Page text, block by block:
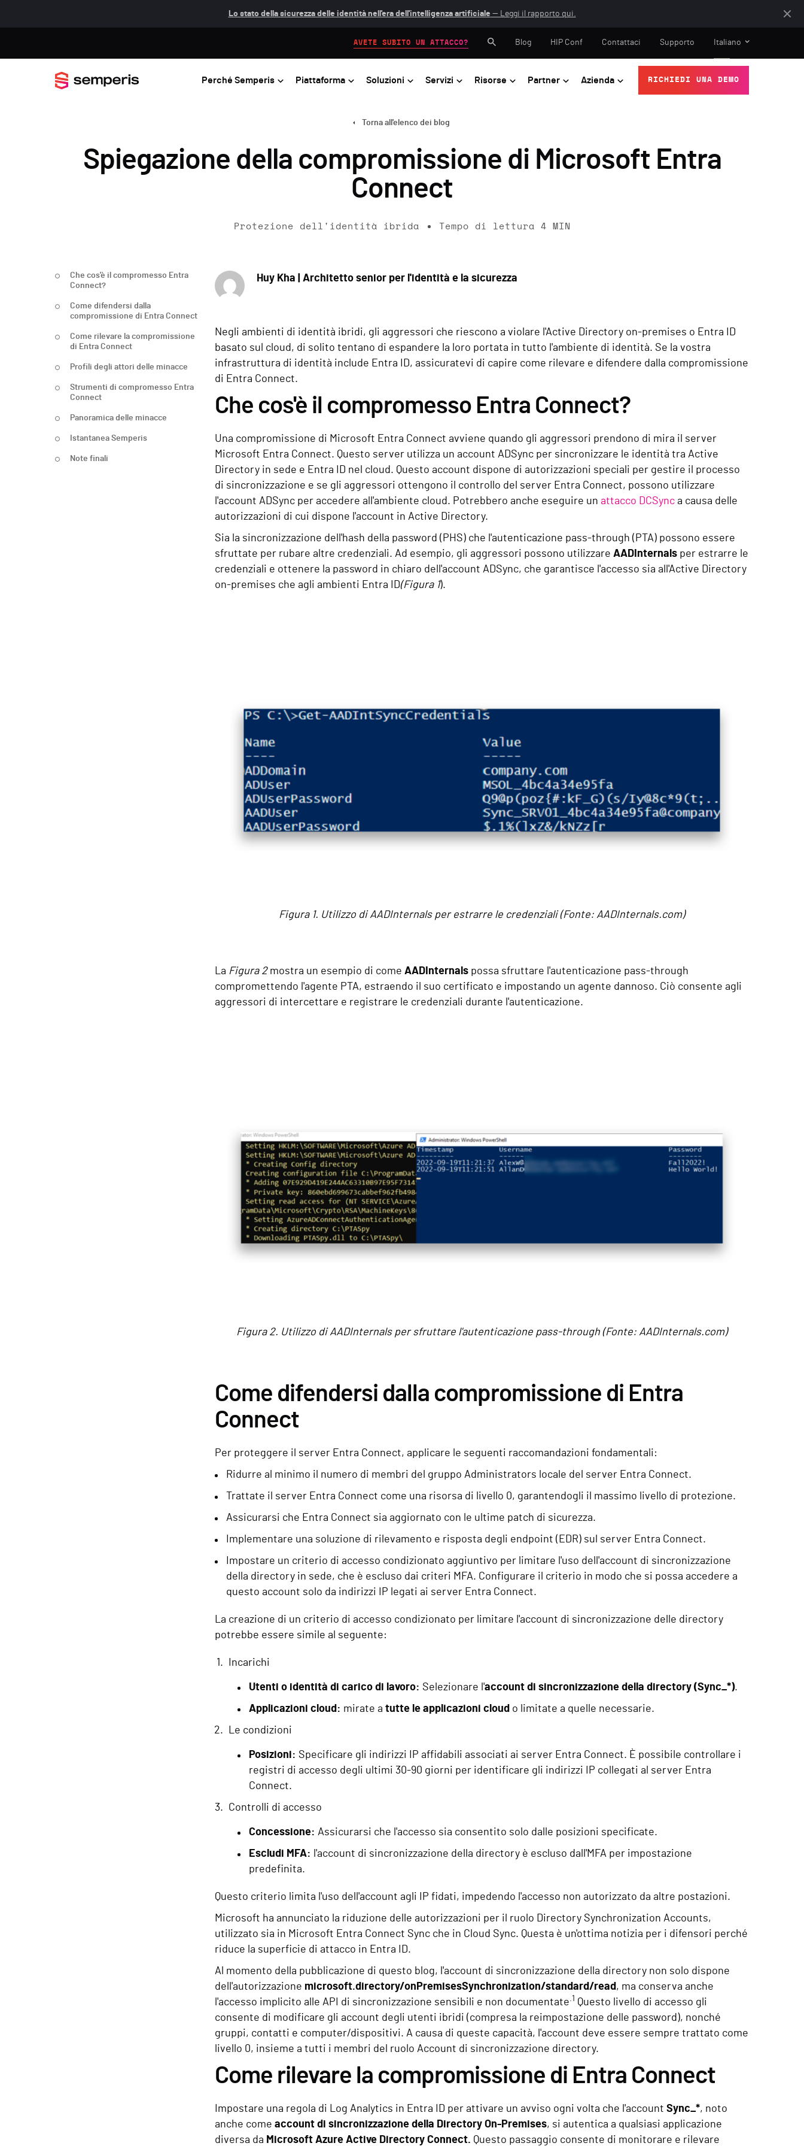
Lo stato della sicurezza delle identità nell'era dell'intelligenza artificiale — Leggi il rapporto qui.
Perché Semperis Piattaforma Soluzioni Servizi Risorse Partner Azienda RICHIEDI UNA DEMO
AVETE SUBITO UN ATTACCO? Blog HIP Conf Contattaci Supporto Italiano
Torna all'elenco dei blog
Spiegazione della compromissione di Microsoft Entra
Connect
Protezione dell'identità ibrida Tempo di lettura 4 MIN
Che cos'è il compromesso Entra
Connect?
Come difendersi dalla
compromissione di Entra Connect
Come rilevare la compromissione
di Entra Connect
Profili degli attori delle minacce
Strumenti di compromesso Entra
Connect
Panoramica delle minacce
Istantanea Semperis
Note finali
Huy Kha | Architetto senior per l'identità e la sicurezza
Negli ambienti di identità ibridi, gli aggressori che riescono a violare l'Active Directory on-premises o Entra ID
basato sul cloud, di solito tentano di espandere la loro portata in tutto l'ambiente di identità. Se la vostra
infrastruttura di identità include Entra ID, assicuratevi di capire come rilevare e difendere dalla compromissione
di Entra Connect.
Che cos'è il compromesso Entra Connect?
Una compromissione di Microsoft Entra Connect avviene quando gli aggressori prendono di mira il server
Microsoft Entra Connect. Questo server utilizza un account ADSync per sincronizzare le identità tra Active
Directory in sede e Entra ID nel cloud. Questo account dispone di autorizzazioni speciali per gestire il processo
di sincronizzazione e se gli aggressori ottengono il controllo del server Entra Connect, possono utilizzare
l'account ADSync per accedere all'ambiente cloud. Potrebbero anche eseguire un attacco DCSync a causa delle
autorizzazioni di cui dispone l'account in Active Directory.
Sia la sincronizzazione dell'hash della password (PHS) che l'autenticazione pass-through (PTA) possono essere
sfruttate per rubare altre credenziali. Ad esempio, gli aggressori possono utilizzare AADInternals per estrarre le
credenziali e ottenere la password in chiaro dell'account ADSync, che garantisce l'accesso sia all'Active Directory
on-premises che agli ambienti Entra ID(Figura 1).
Figura 1. Utilizzo di AADInternals per estrarre le credenziali (Fonte: AADInternals.com)
La Figura 2mostra un esempio di come AADInternals possa sfruttare l'autenticazione pass-through
compromettendo l'agente PTA, estraendo il suo certificato e impostando un agente dannoso. Ciò consente agli
aggressori di intercettare e registrare le credenziali durante l'autenticazione.
Figura 2. Utilizzo di AADInternals per sfruttare l'autenticazione pass-through (Fonte: AADInternals.com)
Come difendersi dalla compromissione di Entra
Connect
Per proteggere il server Entra Connect, applicare le seguenti raccomandazioni fondamentali:
Ridurre al minimo il numero di membri del gruppo Administrators locale del server Entra Connect.
Trattate il server Entra Connect come una risorsa di livello 0, garantendogli il massimo livello di protezione.
Assicurarsi che Entra Connect sia aggiornato con le ultime patch di sicurezza.
Implementare una soluzione di rilevamento e risposta degli endpoint (EDR) sul server Entra Connect.
Impostare un criterio di accesso condizionato aggiuntivo per limitare l'uso dell'account di sincronizzazione
della directory in sede, che è escluso dai criteri MFA. Configurare il criterio in modo che si possa accedere a
questo account solo da indirizzi IP legati ai server Entra Connect.
La creazione di un criterio di accesso condizionato per limitare l'account di sincronizzazione delle directory
potrebbe essere simile al seguente:
Incarichi
Utenti o identità di carico di lavoro: Selezionare l'account di sincronizzazione della directory (Sync_*).
Applicazioni cloud: mirate a tutte le applicazioni cloud o limitate a quelle necessarie.
Le condizioni
Posizioni: Specificare gli indirizzi IP affidabili associati ai server Entra Connect. È possibile controllare i
registri di accesso degli ultimi 30-90 giorni per identificare gli indirizzi IP collegati al server Entra
Connect.
Controlli di accesso
Concessione: Assicurarsi che l'accesso sia consentito solo dalle posizioni specificate.
Escludi MFA: l'account di sincronizzazione della directory è escluso dall'MFA per impostazione
predefinita.
Questo criterio limita l'uso dell'account agli IP fidati, impedendo l'accesso non autorizzato da altre postazioni.
Microsoft ha annunciato la riduzione delle autorizzazioni per il ruolo Directory Synchronization Accounts,
utilizzato sia in Microsoft Entra Connect Sync che in Cloud Sync. Questa è un'ottima notizia per i difensori perché
riduce la superficie di attacco in Entra ID.
Al momento della pubblicazione di questo blog, l'account di sincronizzazione della directory non solo dispone
dell'autorizzazione microsoft.directory/onPremisesSynchronization/standard/read , ma conserva anche
l'accesso implicito alle API di sincronizzazione sensibili e non documentate.1 Questo livello di accesso gli
consente di modificare gli account degli utenti ibridi (compresa la reimpostazione delle password), nonché
gruppi, contatti e computer/dispositivi. A causa di queste capacità, l'account deve essere sempre trattato come
livello 0, insieme a tutti i membri del ruolo Account di sincronizzazione directory.
Come rilevare la compromissione di Entra Connect
Impostare una regola di Log Analytics in Entra ID per attivare un avviso ogni volta che l'account Sync_*, noto
anche come account di sincronizzazione della Directory On-Premises, si autentica a qualsiasi applicazione
diversa da Microsoft Azure Active Directory Connect. Questo passaggio consente di monitorare e rilevare